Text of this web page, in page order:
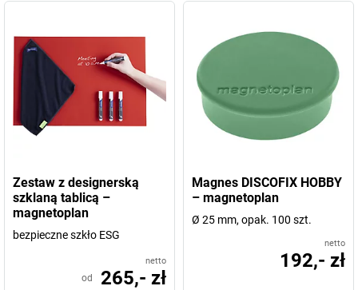
Zestaw z designerską
szklaną tablicą –
magnetoplan
bezpieczne szkło ESG
netto
od 265,- zł
Magnes DISCOFIX HOBBY
– magnetoplan
Ø 25 mm, opak. 100 szt.
netto
192,- zł